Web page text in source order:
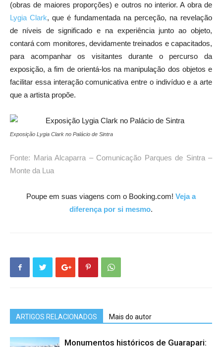
(obras de maiores proporções) e outros no interior. A obra de
Lygia Clark, que é fundamentada na perceção, na revelação
de níveis de significado e na experiência junto ao objeto,
contará com monitores, devidamente treinados e capacitados,
para acompanhar os visitantes durante o percurso da
exposição, a fim de orientá-los na manipulação dos objetos e
facilitar essa interação comunicativa entre o indivíduo e a arte
que a artista propõe.
Exposição Lygia Clark no Palácio de Sintra
Fonte: Maria Alcaparra – Comunicação Parques de Sintra –
Monte da Lua
Poupe em suas viagens com o Booking.com! Veja a
diferença por si mesmo.
ARTIGOS RELACIONADOS Mais do autor
Monumentos históricos de Guarapari: